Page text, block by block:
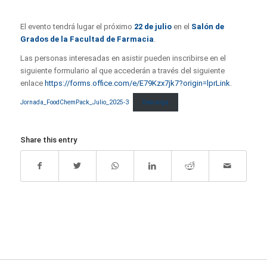
El evento tendrá lugar el próximo 22 de julioen el Salón de
Grados de la Facultad de Farmacia.
Las personas interesadas en asistir pueden inscribirse en el
siguiente formulario al que accederán a través del siguiente
enlace https://forms.office.com/e/E79Kzx7jk7?origin=lprLink.
Jornada_FoodChemPack_Julio_2025-3 Descarga
Share this entry